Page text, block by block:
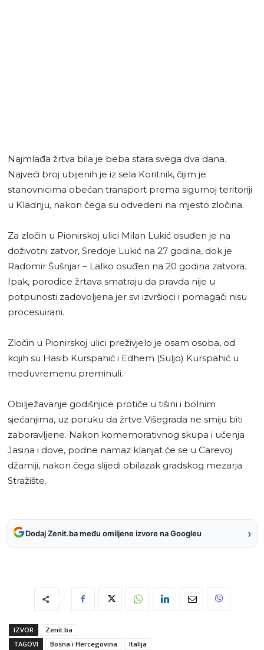
Najmlađa žrtva bila je beba stara svega dva dana.
Najveći broj ubijenih je iz sela Koritnik, čijim je
stanovnicima obećan transport prema sigurnoj teritoriji
u Kladnju, nakon čega su odvedeni na mjesto zločina.
Za zločin u Pionirskoj ulici Milan Lukić osuđen je na
doživotni zatvor, Sredoje Lukić na 27 godina, dok je
Radomir Šušnjar – Lalko osuđen na 20 godina zatvora.
Ipak, porodice žrtava smatraju da pravda nije u
potpunosti zadovoljena jer svi izvršioci i pomagači nisu
procesuirani.
Zločin u Pionirskoj ulici preživjelo je osam osoba, od
kojih su Hasib Kurspahić i Edhem (Suljo) Kurspahić u
međuvremenu preminuli.
Obilježavanje godišnjice protiče u tišini i bolnim
sjećanjima, uz poruku da žrtve Višegrada ne smiju biti
zaboravljene. Nakon komemorativnog skupa i učenja
Jasina i dove, podne namaz klanjat će se u Carevoj
džamiji, nakon čega slijedi obilazak gradskog mezarja
Stražište.
Dodaj Zenit.ba među omiljene izvore na Googleu ›
IZVOR
Zenit.ba
TAGOVI
Bosna i Hercegovina Italija